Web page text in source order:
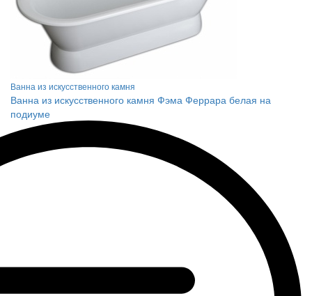
Ванна из искусственного камня
Ванна из искусственного камня Фэма Феррара белая на
подиуме